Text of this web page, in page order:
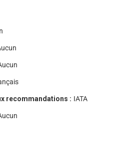
recommandations : IATA